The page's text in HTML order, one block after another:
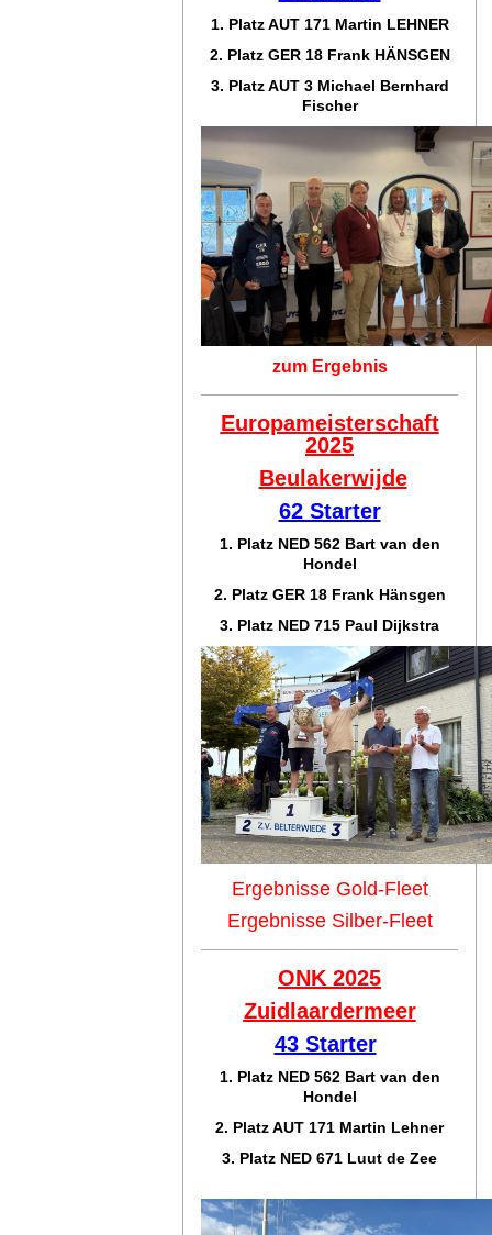
1. Platz AUT 171 Martin LEHNER
2. Platz GER 18 Frank HÄNSGEN
3. Platz AUT 3 Michael Bernhard
Fischer
zum Ergebnis
Europameisterschaft
2025
Beulakerwijde
62 Starter
1. Platz NED 562 Bart van den
Hondel
2. Platz GER 18 Frank Hänsgen
3. Platz NED 715 Paul Dijkstra
Ergebnisse Gold-Fleet
Ergebnisse Silber-Fleet
ONK 2025
Zuidlaardermeer
43 Starter
1. Platz NED 562 Bart van den
Hondel
2. Platz AUT 171 Martin Lehner
3. Platz NED 671 Luut de Zee